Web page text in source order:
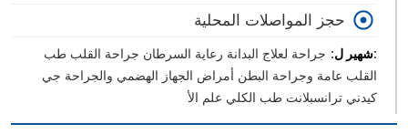
حجز المواصلات المحلية
:شهير ل:
جراحة لعلاج البدانة رعاية السرطان جراحة القلب طب
القلب عامة وجراحة البطن أمراض الجهاز الهضمي والجراحة جي
كيدني ترانسبلانت طب الكلي علم الأ